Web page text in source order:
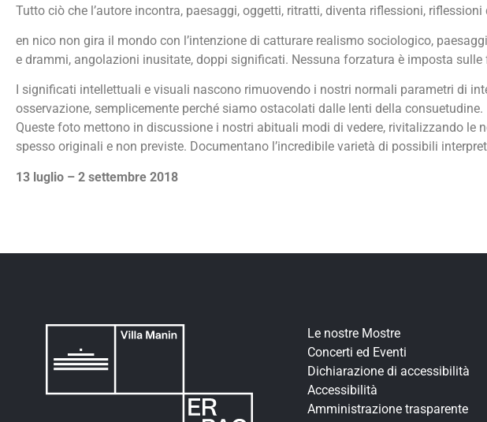
Tutto ciò che l’autore incontra, paesaggi, oggetti, ritratti, diventa riflessioni,
en nico non gira il mondo con l’intenzione di catturare realismo sociologico,
e drammi, angolazioni inusitate, doppi significati. Nessuna forzatura è imposta
I significati intellettuali e visuali nascono rimuovendo i nostri normali parametri di
osservazione, semplicemente perché siamo ostacolati dalle lenti della consuetudine.
Queste foto mettono in discussione i nostri abituali modi di vedere, rivitalizzando le
spesso originali e non previste. Documentano l’incredibile varietà di possibili
13 luglio – 2 settembre 2018
Le nostre Mostre
Concerti ed Eventi
Dichiarazione di accessibilità
Accessibilità
Amministrazione trasparente